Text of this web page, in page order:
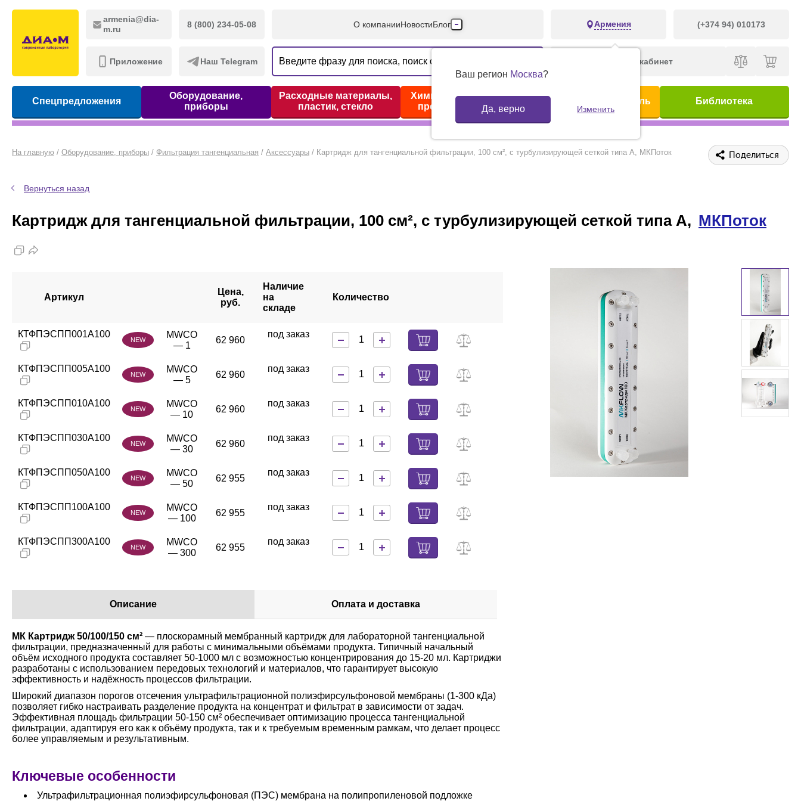
armenia@dia-
m.ru
8 (800) 234-05-08
Приложение Наш Telegram
О компанииНовостиБлог
Производители
Партнеры
Контакты
Армения (+374 94) 010173
Ваш регион Москва?
Да, верно Изменить
Личный кабинет
Спецпредложения
Оборудование,
приборы
Расходные материалы,
пластик, стекло
Химические реактивы,
препараты, наборы
Предметный указатель Библиотека
На главную / Оборудование, приборы / Фильтрация тангенциальная / Аксессуары / Картридж для тангенциальной фильтрации, 100 см², с турбулизирующей сеткой типа А, МКПоток Поделиться
Вернуться назад
Картридж для тангенциальной фильтрации, 100 см², с турбулизирующей сеткой типа А, МКПоток
Артикул
Цена,
руб.
Наличие
на
складе
Количество
КТФПЭСПП001А100
NEW
MWCO
— 1
62 960
под заказ
КТФПЭСПП005А100
NEW
MWCO
— 5
62 960
под заказ
КТФПЭСПП010А100
NEW
MWCO
— 10
62 960
под заказ
КТФПЭСПП030А100
NEW
MWCO
— 30
62 960
под заказ
КТФПЭСПП050А100
NEW
MWCO
— 50
62 955
под заказ
КТФПЭСПП100А100
NEW
MWCO
— 100
62 955
под заказ
КТФПЭСПП300А100
NEW
MWCO
— 300
62 955
под заказ
Описание Оплата и доставка
МК Картридж 50/100/150 см² — плоскорамный мембранный картридж для лабораторной тангенциальной
фильтрации, предназначенный для работы с минимальными объёмами продукта. Типичный начальный
объём исходного продукта составляет 50-1000 мл с возможностью концентрирования до 15-20 мл. Картриджи
разработаны с использованием передовых технологий и материалов, что гарантирует высокую
эффективность и надёжность процессов фильтрации.
Широкий диапазон порогов отсечения ультрафильтрационной полиэфирсульфоновой мембраны (1-300 кДа)
позволяет гибко настраивать разделение продукта на концентрат и фильтрат в зависимости от задач.
Эффективная площадь фильтрации 50-150 см² обеспечивает оптимизацию процесса тангенциальной
фильтрации, адаптируя его как к объёму продукта, так и к требуемым временным рамкам, что делает процесс
более управляемым и результативным.
Ключевые особенности
Ультрафильтрационная полиэфирсульфоновая (ПЭС) мембрана на полипропиленовой подложке